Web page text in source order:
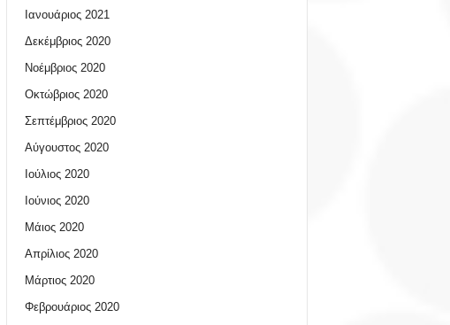
Ιανουάριος 2021
Δεκέμβριος 2020
Νοέμβριος 2020
Οκτώβριος 2020
Σεπτέμβριος 2020
Αύγουστος 2020
Ιούλιος 2020
Ιούνιος 2020
Μάιος 2020
Απρίλιος 2020
Μάρτιος 2020
Φεβρουάριος 2020